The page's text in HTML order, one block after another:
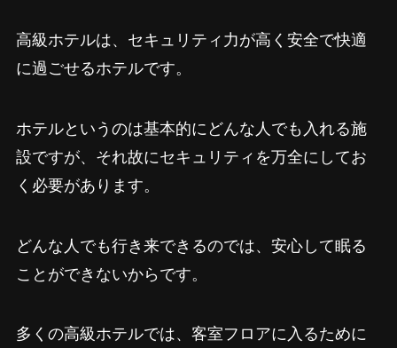
高級ホテルは、セキュリティ力が高く安全で快適
に過ごせるホテルです。
ホテルというのは基本的にどんな人でも入れる施
設ですが、それ故にセキュリティを万全にしてお
く必要があります。
どんな人でも行き来できるのでは、安心して眠る
ことができないからです。
多くの高級ホテルでは、客室フロアに入るために